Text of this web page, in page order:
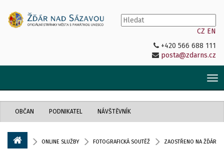
CZ EN
+420 566 688 111
posta@zdarns.cz
OBČAN PODNIKATEL NÁVŠTĚVNÍK
ONLINE SLUŽBY FOTOGRAFICKÁ SOUTĚŽ
ZAOSTŘENO NA ŽĎÁR